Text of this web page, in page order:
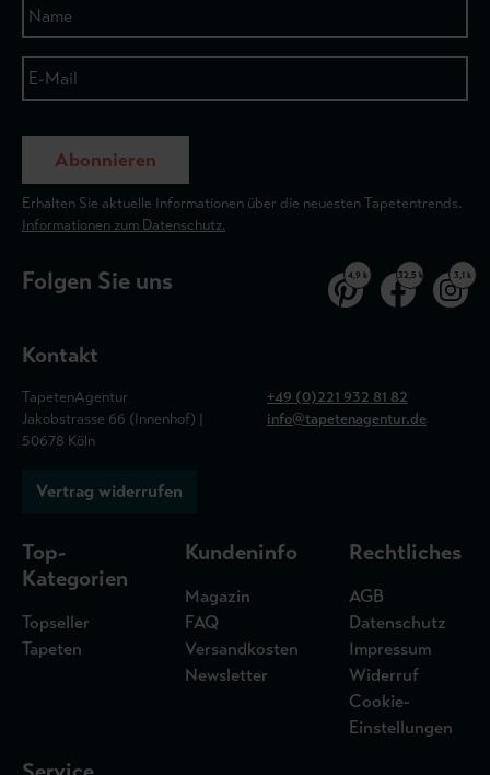
Abonnieren
Erhalten Sie aktuelle Informationen über die neuesten Tapetentrends.
Informationen zum Datenschutz.
Folgen Sie uns 4,9 k 32,5 k 3,1 k
Kontakt
TapetenAgentur
Jakobstrasse 66 (Innenhof) |
50678 Köln
+49 (0)221 932 81 82
info@tapetenagentur.de
Vertrag widerrufen
Top-
Kategorien
Topseller
Tapeten
Kundeninfo
Magazin
FAQ
Versandkosten
Newsletter
Rechtliches
AGB
Datenschutz
Impressum
Widerruf
Cookie-
Einstellungen